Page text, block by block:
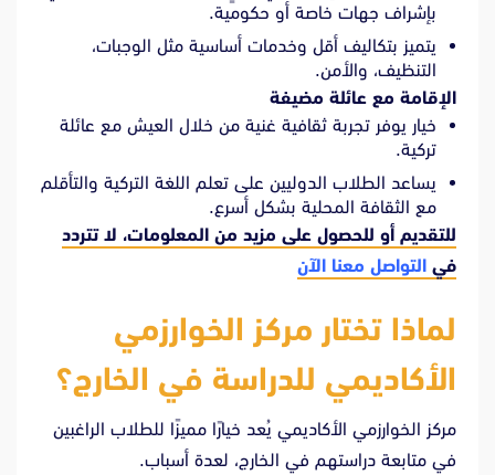
بإشراف جهات خاصة أو حكومية.
يتميز بتكاليف أقل وخدمات أساسية مثل الوجبات،
التنظيف، والأمن.
الإقامة مع عائلة مضيفة
خيار يوفر تجربة ثقافية غنية من خلال العيش مع عائلة
تركية.
يساعد الطلاب الدوليين على تعلم اللغة التركية والتأقلم
مع الثقافة المحلية بشكل أسرع.
للتقديم أو للحصول على مزيد من المعلومات، لا تتردد
في التواصل معنا الآن
لماذا تختار مركز الخوارزمي
الأكاديمي للدراسة في الخارج؟
مركز الخوارزمي الأكاديمي يُعد خيارًا مميزًا للطلاب الراغبين
في متابعة دراستهم في الخارج، لعدة أسباب.